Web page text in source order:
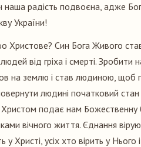
наша радість подвоєна, адже
України!
Христове? Син Бога Живого
людей від гріха і смерті.
на землю і став людиною, щоб
людині початковий стан
подає нам Божественну
вічного життя. Єднання
у Христі, усіх хто вірить у